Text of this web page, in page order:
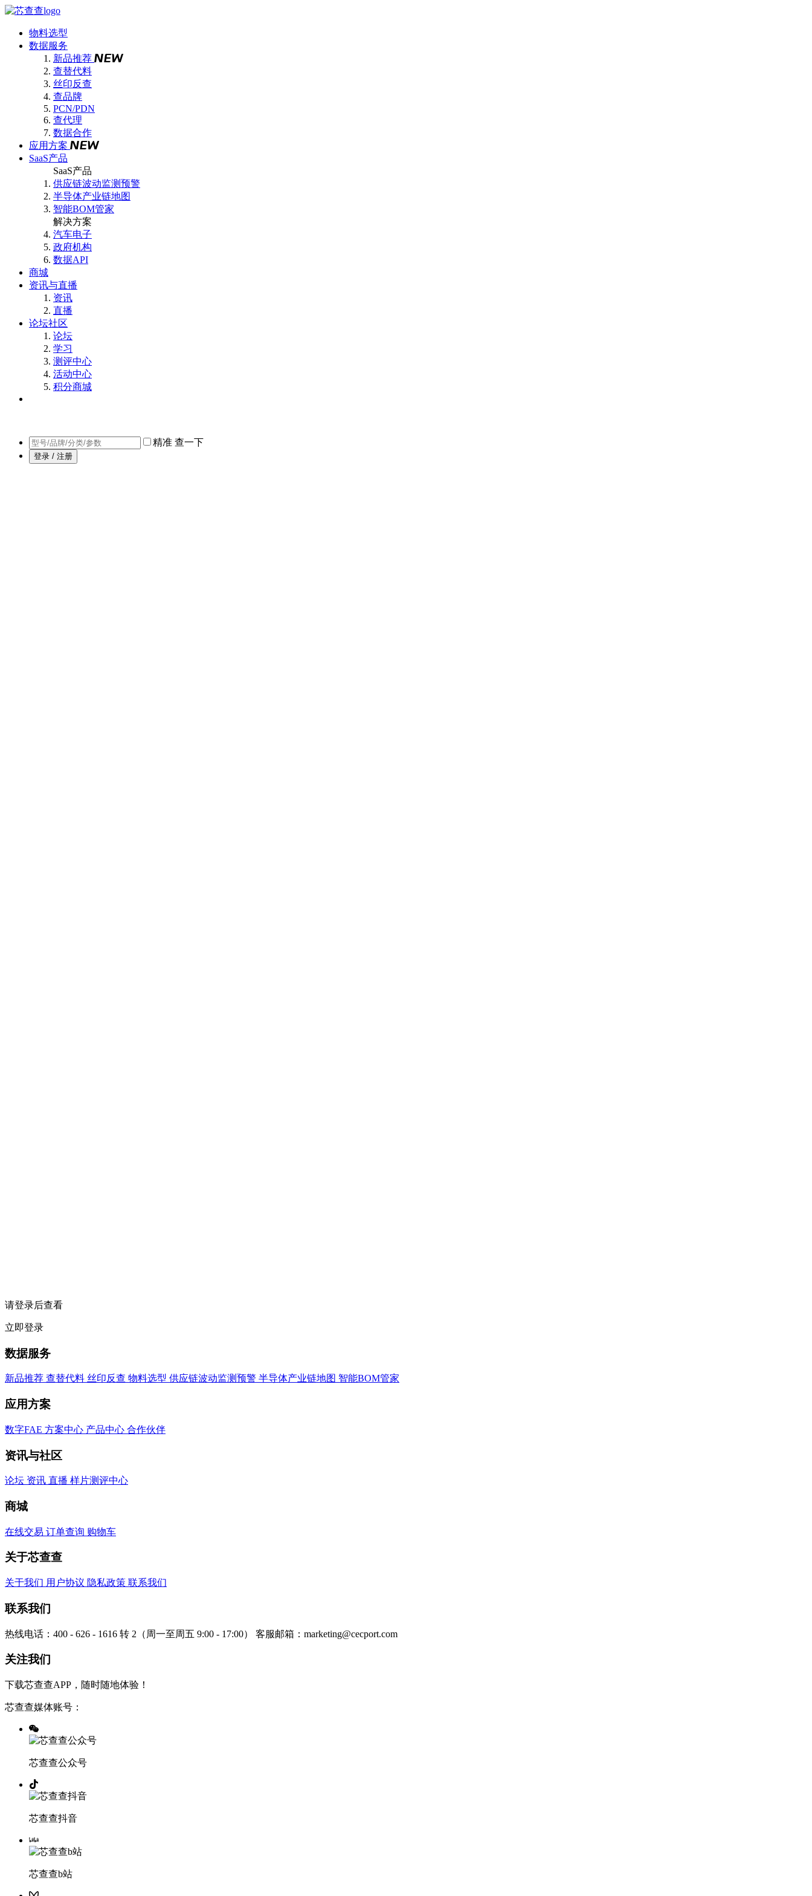
物料选型
数据服务
新品推荐
查替代料
丝印反查
查品牌
PCN/PDN
查代理
数据合作
应用方案
SaaS产品
SaaS产品
供应链波动监测预警
半导体产业链地图
智能BOM管家
解决方案
汽车电子
政府机构
数据API
商城
资讯与直播
资讯
直播
论坛社区
论坛
学习
测评中心
活动中心
积分商城
精准 查一下
登录 / 注册
请登录后查看
立即登录
数据服务
新品推荐 查替代料 丝印反查 物料选型 供应链波动监测预警 半导体产业链地图 智能BOM管家
应用方案
数字FAE 方案中心 产品中心 合作伙伴
资讯与社区
论坛 资讯 直播 样片测评中心
商城
在线交易 订单查询 购物车
关于芯查查
关于我们 用户协议 隐私政策 联系我们
联系我们
热线电话：400 - 626 - 1616 转 2（周一至周五 9:00 - 17:00） 客服邮箱：marketing@cecport.com
关注我们
下载芯查查APP，随时随地体验！
芯查查媒体账号：
芯查查公众号
芯查查抖音
芯查查b站